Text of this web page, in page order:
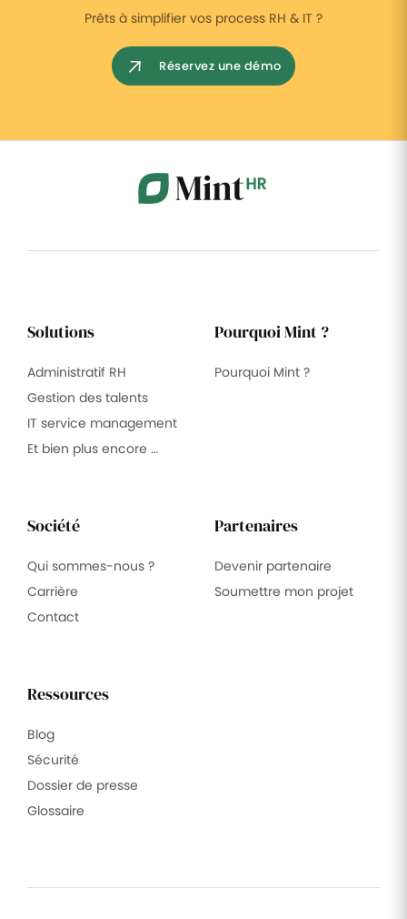
Prêts à simplifier vos process RH & IT ?
Réservez une démo
Solutions
Administratif RH
Gestion des talents
IT service management
Et bien plus encore …
Pourquoi Mint ?
Pourquoi Mint ?
Société
Qui sommes-nous ?
Carrière
Contact
Partenaires
Devenir partenaire
Soumettre mon projet
Ressources
Blog
Sécurité
Dossier de presse
Glossaire